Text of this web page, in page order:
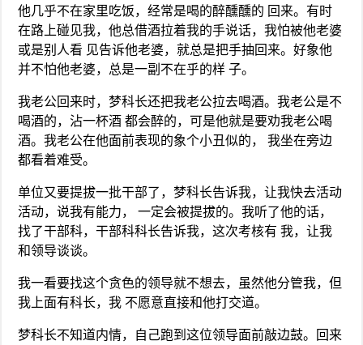
他几乎不在家里吃饭，经常是喝的醉醺醺的 回来。有时
在路上碰见我，他总借酒拉着我的手说话，我怕被他老婆
或是别人看 见告诉他老婆，就总是把手抽回来。好象他
并不怕他老婆，总是一副不在乎的样 子。
我老公回来时，梦科长还把我老公拉去喝酒。我老公是不
喝酒的，沾一杯酒 都会醉的，可是他就是要劝我老公喝
酒。我老公在他面前表现的象个小丑似的， 我坐在旁边
都看着难受。
单位又要提拔一批干部了，梦科长告诉我，让我快去活动
活动，说我有能力， 一定会被提拔的。我听了他的话，
找了干部科，干部科科长告诉我，这次考核有 我，让我
和领导谈谈。
我一看要找这个贪色的领导就不想去，虽然他分管我，但
我上面有科长，我 不愿意直接和他打交道。
梦科长不知道内情，自己跑到这位领导面前敲边鼓。回来